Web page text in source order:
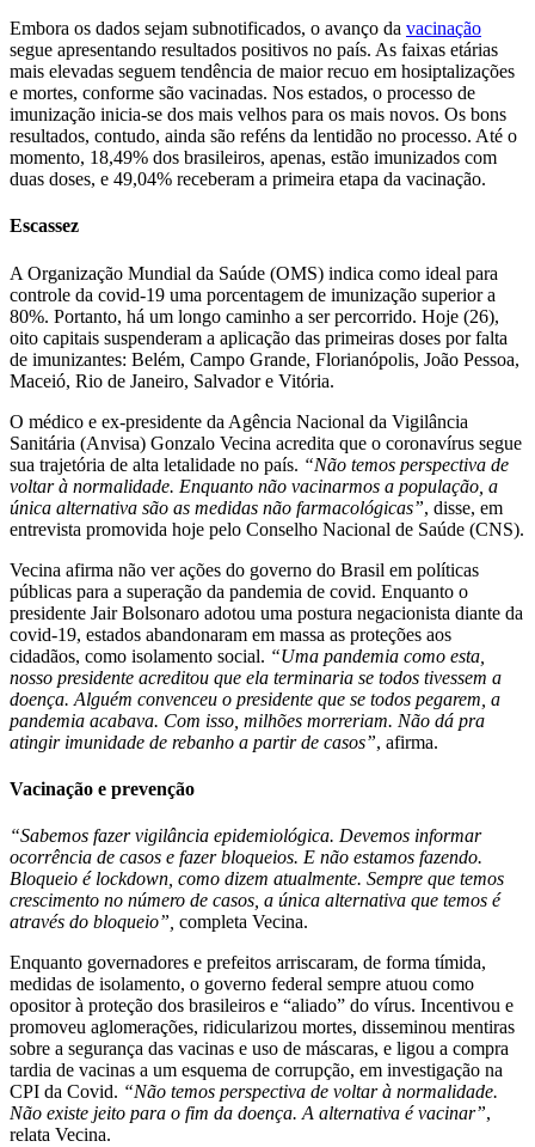
Embora os dados sejam subnotificados, o avanço da vacinação
segue apresentando resultados positivos no país. As faixas etárias
mais elevadas seguem tendência de maior recuo em hosiptalizações
e mortes, conforme são vacinadas. Nos estados, o processo de
imunização inicia-se dos mais velhos para os mais novos. Os bons
resultados, contudo, ainda são reféns da lentidão no processo. Até o
momento, 18,49% dos brasileiros, apenas, estão imunizados com
duas doses, e 49,04% receberam a primeira etapa da vacinação.
Escassez
A Organização Mundial da Saúde (OMS) indica como ideal para
controle da covid-19 uma porcentagem de imunização superior a
80%. Portanto, há um longo caminho a ser percorrido. Hoje (26),
oito capitais suspenderam a aplicação das primeiras doses por falta
de imunizantes: Belém, Campo Grande, Florianópolis, João Pessoa,
Maceió, Rio de Janeiro, Salvador e Vitória.
O médico e ex-presidente da Agência Nacional da Vigilância
Sanitária (Anvisa) Gonzalo Vecina acredita que o coronavírus segue
sua trajetória de alta letalidade no país. “Não temos perspectiva de
voltar à normalidade. Enquanto não vacinarmos a população, a
única alternativa são as medidas não farmacológicas”, disse, em
entrevista promovida hoje pelo Conselho Nacional de Saúde (CNS).
Vecina afirma não ver ações do governo do Brasil em políticas
públicas para a superação da pandemia de covid. Enquanto o
presidente Jair Bolsonaro adotou uma postura negacionista diante da
covid-19, estados abandonaram em massa as proteções aos
cidadãos, como isolamento social. “Uma pandemia como esta,
nosso presidente acreditou que ela terminaria se todos tivessem a
doença. Alguém convenceu o presidente que se todos pegarem, a
pandemia acabava. Com isso, milhões morreriam. Não dá pra
atingir imunidade de rebanho a partir de casos”, afirma.
Vacinação e prevenção
“Sabemos fazer vigilância epidemiológica. Devemos informar
ocorrência de casos e fazer bloqueios. E não estamos fazendo.
Bloqueio é lockdown, como dizem atualmente. Sempre que temos
crescimento no número de casos, a única alternativa que temos é
através do bloqueio”, completa Vecina.
Enquanto governadores e prefeitos arriscaram, de forma tímida,
medidas de isolamento, o governo federal sempre atuou como
opositor à proteção dos brasileiros e “aliado” do vírus. Incentivou e
promoveu aglomerações, ridicularizou mortes, disseminou mentiras
sobre a segurança das vacinas e uso de máscaras, e ligou a compra
tardia de vacinas a um esquema de corrupção, em investigação na
CPI da Covid. “Não temos perspectiva de voltar à normalidade.
Não existe jeito para o fim da doença. A alternativa é vacinar”,
relata Vecina.